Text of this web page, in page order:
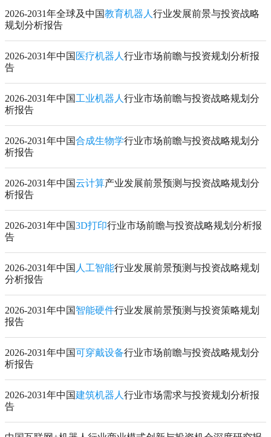
2026-2031年全球及中国教育机器人 行业发展前景与投资战略
规划分析报告
2026-2031年中国 医疗机器人 行业市场前瞻与投资规划分析报
告
2026-2031年中国 工业机器人 行业市场前瞻与投资战略规划分
析报告
2026-2031年中国合成生物学行业市场前瞻与投资战略规划分
析报告
2026-2031年中国云计算产业发展前景预测与投资战略规划分
析报告
2026-2031年中国3D打印行业市场前瞻与投资战略规划分析报
告
2026-2031年中国 人工智能行业发展前景预测与投资战略规划
分析报告
2026-2031年中国 智能硬件行业发展前景预测与投资策略规划
报告
2026-2031年中国可穿戴设备行业市场前瞻与投资战略规划分
析报告
2026-2031年中国建筑机器人 行业市场需求与投资规划分析报
告